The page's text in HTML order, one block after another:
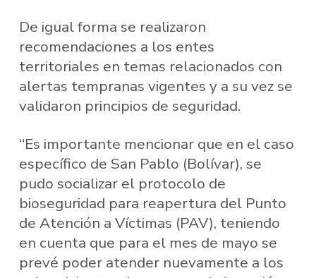
De igual forma se realizaron
recomendaciones a los entes
territoriales en temas relacionados con
alertas tempranas vigentes y a su vez se
validaron principios de seguridad.
“Es importante mencionar que en el caso
específico de San Pablo (Bolívar), se
pudo socializar el protocolo de
bioseguridad para reapertura del Punto
de Atención a Víctimas (PAV), teniendo
en cuenta que para el mes de mayo se
prevé poder atender nuevamente a los